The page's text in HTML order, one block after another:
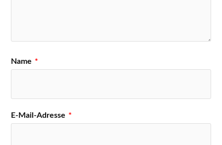
Name *
E-Mail-Adresse *